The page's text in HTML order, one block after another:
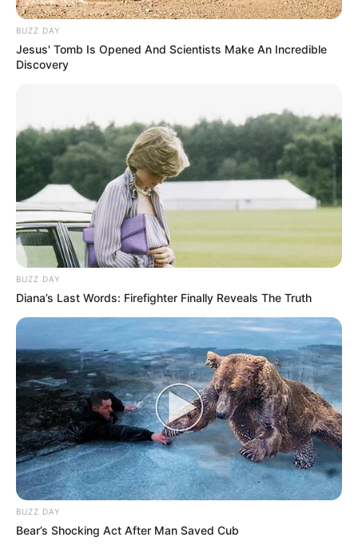
BUZZ DAY
Jesus' Tomb Is Opened And Scientists Make An Incredible
Discovery
BUZZ DAY
Diana’s Last Words: Firefighter Finally Reveals The Truth
BUZZ DAY
Bear’s Shocking Act After Man Saved Cub